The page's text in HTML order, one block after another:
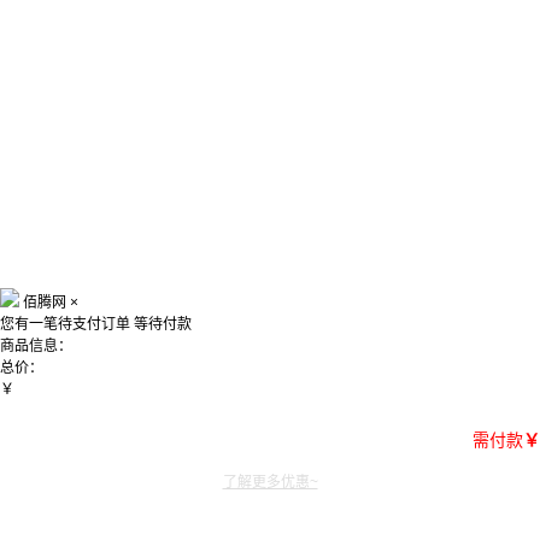
佰腾网 ×
您有一笔待支付订单 等待付款
商品信息：
总价：
￥
需付款￥
了解更多优惠~